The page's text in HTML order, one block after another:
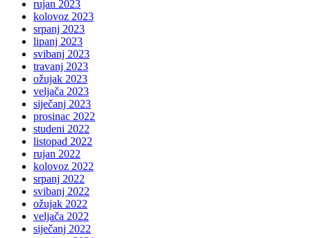
rujan 2023
kolovoz 2023
srpanj 2023
lipanj 2023
svibanj 2023
travanj 2023
ožujak 2023
veljača 2023
siječanj 2023
prosinac 2022
studeni 2022
listopad 2022
rujan 2022
kolovoz 2022
srpanj 2022
svibanj 2022
ožujak 2022
veljača 2022
siječanj 2022